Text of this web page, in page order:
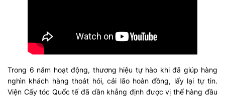
Trong 6 năm hoạt động, thương hiệu tự hào khi đã giúp hàng
nghìn khách hàng thoát hói, cải lão hoàn đồng, lấy lại tự tin.
Viện Cấy tóc Quốc tế đã dần khẳng định được vị thế hàng đầu